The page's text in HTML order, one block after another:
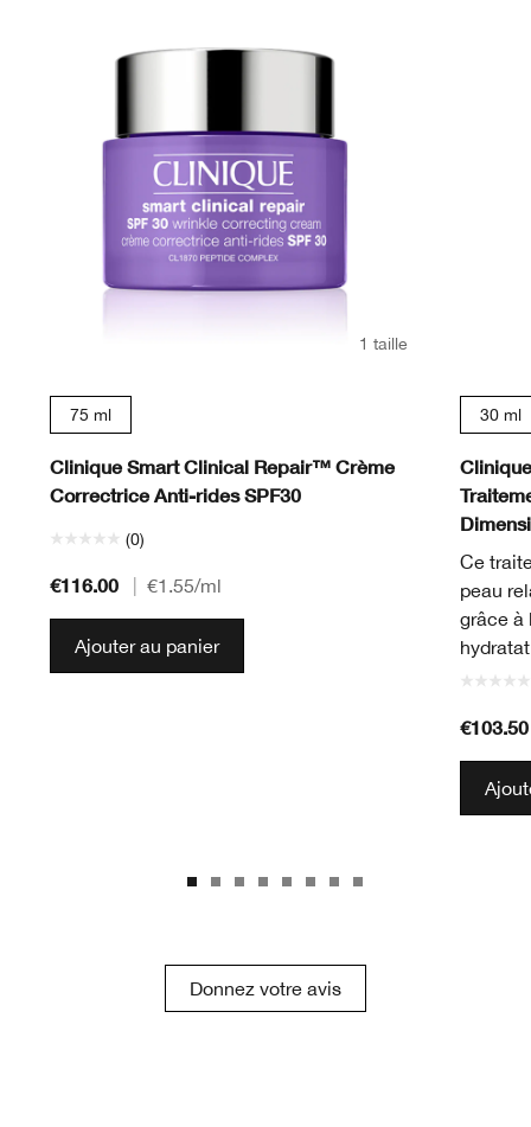
1 taille
75 ml
Clinique Smart Clinical Repair™ Crème
Correctrice Anti-rides SPF30
(0)
€116.00 €1.55/ml
Ajouter au panier
30 ml
Ce
peau
grâce à
€103.50
Donnez votre avis